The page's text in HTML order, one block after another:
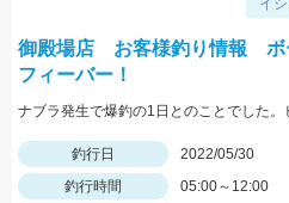
イ
御殿場店 お客様釣り情報 ボ
フィーバー！
釣行日
2022/05/30
釣行時間
05:00～12:00